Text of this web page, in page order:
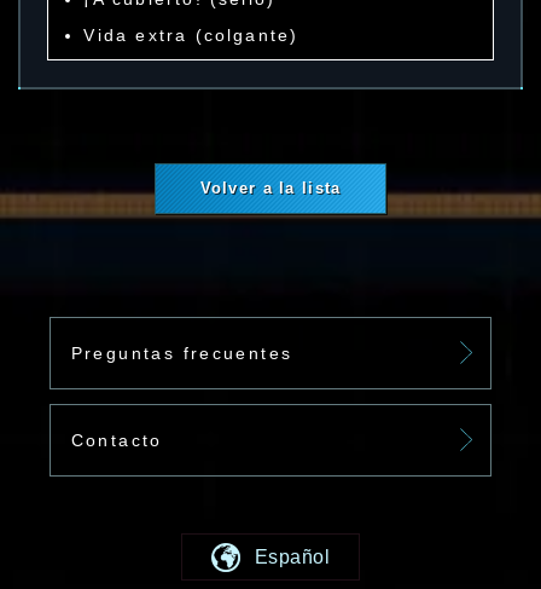
Vida extra (colgante)
Volver a la lista
Preguntas frecuentes
Contacto
Español